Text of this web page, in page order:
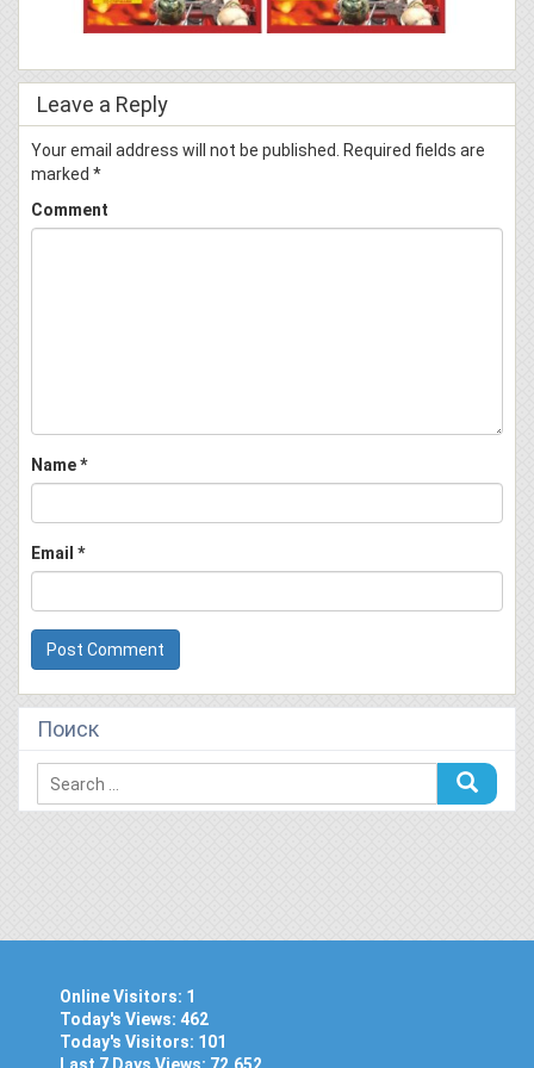
Leave a Reply
Your email address will not be published. Required fields are
marked *
Comment
Name*
Email *
Поиск
Online Visitors: 1
Today's Views: 462
Today's Visitors: 101